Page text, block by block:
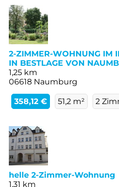
2-ZIMMER-WOHNUNG IM
IN BESTLAGE VON
1,25 km
06618 Naumburg
358,12 € 51,2 m² 2
helle 2-Zimmer-Wohnung
1,31 km